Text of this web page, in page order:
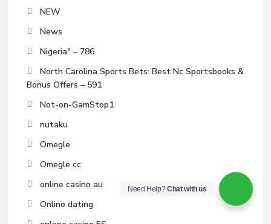
NEW
News
Nigeria" – 786
North Carolina Sports Bets: Best Nc Sportsbooks &
Bonus Offers – 591
Not-on-GamStop1
nutaku
Omegle
Omegle cc
online casino au
Online dating
Need Help?Chat with us